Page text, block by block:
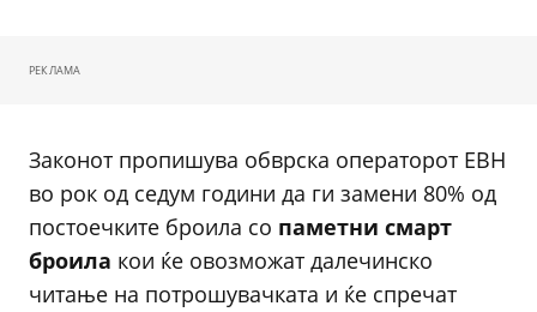
РЕКЛАМА
Законот пропишува обврска операторот ЕВН
во рок од седум години да ги замени 80% од
постоечките броила со паметни смарт
броила кои ќе овозможат далечинско
читање на потрошувачката и ќе спречат